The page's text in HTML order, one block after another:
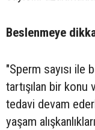
Beslenmeye
"Sperm sayısı ile
tartışılan bir konu
tedavi devam
yaşam